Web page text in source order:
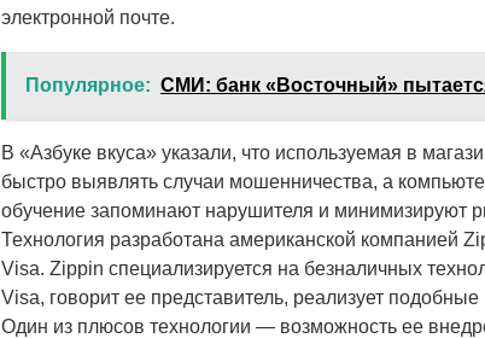
электронной почте.
Популярное: СМИ: банк «Восточный»
В «Азбуке вкуса» указали, что используемая в
быстро выявлять случаи мошенничества, а
обучение запоминают нарушителя и минимизируют
Технология разработана американской компанией
Visa. Zippin специализируется на безналичных
Visa, говорит ее представитель, реализует
Один из плюсов технологии — возможность ее